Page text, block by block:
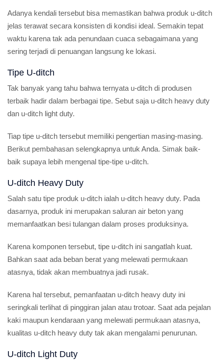
Adanya kendali tersebut bisa memastikan bahwa produk u-ditch
jelas terawat secara konsisten di kondisi ideal. Semakin tepat
waktu karena tak ada penundaan cuaca sebagaimana yang
sering terjadi di penuangan langsung ke lokasi.
Tipe U-ditch
Tak banyak yang tahu bahwa ternyata u-ditch di produsen
terbaik hadir dalam berbagai tipe. Sebut saja u-ditch heavy duty
dan u-ditch light duty.
Tiap tipe u-ditch tersebut memiliki pengertian masing-masing.
Berikut pembahasan selengkapnya untuk Anda. Simak baik-
baik supaya lebih mengenal tipe-tipe u-ditch.
U-ditch Heavy Duty
Salah satu tipe produk u-ditch ialah u-ditch heavy duty. Pada
dasarnya, produk ini merupakan saluran air beton yang
memanfaatkan besi tulangan dalam proses produksinya.
Karena komponen tersebut, tipe u-ditch ini sangatlah kuat.
Bahkan saat ada beban berat yang melewati permukaan
atasnya, tidak akan membuatnya jadi rusak.
Karena hal tersebut, pemanfaatan u-ditch heavy duty ini
seringkali terlihat di pinggiran jalan atau trotoar. Saat ada pejalan
kaki maupun kendaraan yang melewati permukaan atasnya,
kualitas u-ditch heavy duty tak akan mengalami penurunan.
U-ditch Light Duty